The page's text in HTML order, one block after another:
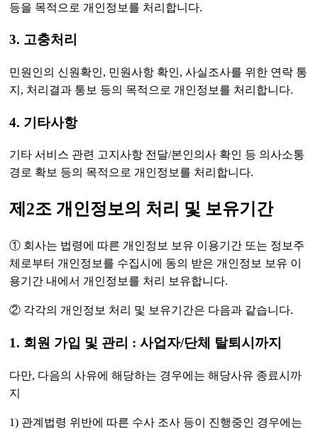
등을 목적으로 개인정보를 처리합니다.
3. 고충처리
민원인의 신원확인, 민원사항 확인, 사실조사를 위한 연락 통
지, 처리결과 통보 등의 목적으로 개인정보를 처리합니다.
4. 기타사항
기타 서비스 관련 고지사항 전달/본인의사 확인 등 의사소통
경로 확보 등의 목적으로 개인정보를 처리합니다.
제2조 개인정보의 처리 및 보유기간
① 회사는 법령에 따른 개인정보 보유 이용기간 또는 정보주
체로부터 개인정보를 수집시에 동의 받은 개인정보 보유 이
용기간 내에서 개인정보를 처리 보유합니다.
② 각각의 개인정보 처리 및 보유기간은 다음과 같습니다.
1. 회원 가입 및 관리 : 사업자/단체 탈퇴시까지
다만, 다음의 사유에 해당하는 경우에는 해당사유 종료시까
지
1) 관계법령 위반에 따른 수사 조사 등이 진행중인 경우에는